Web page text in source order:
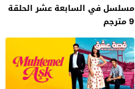
مسلسل في السابعة عشر الحلقة
9 مترجم